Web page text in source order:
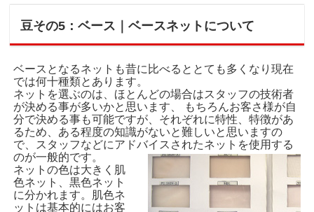
豆その5：ベース｜ベースネットについて
ベースとなるネットも昔に比べるととても多くなり現在
では何十種類とあります。
ネットを選ぶのは、ほとんどの場合はスタッフの技術者
が決める事が多いかと思います、 もちろんお客さ様が自
分で決める事も可能ですが、それぞれに特性、特徴があ
るため、ある程度の知識がないと難しいと思いますの
で、スタッフなどにアドバイスされたネットを使用する
のが一般的です。
ネットの色は大きく肌
色ネット、黒色ネット
に分かれます。肌色ネ
ットは基本的にはお客